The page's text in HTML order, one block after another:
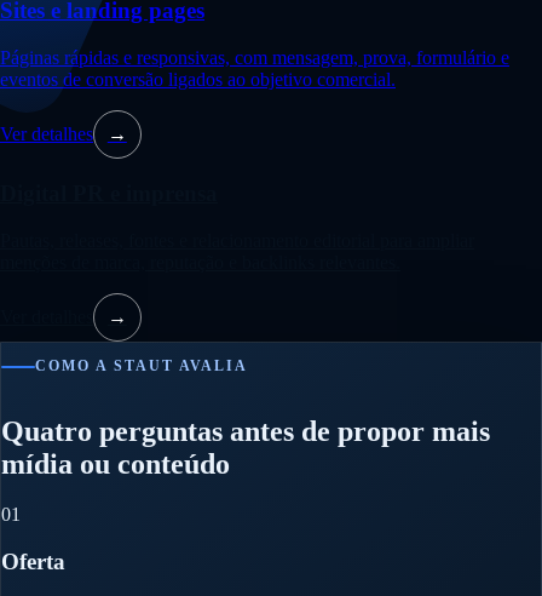
Sites e landing pages
Páginas rápidas e responsivas, com mensagem, prova, formulário e
eventos de conversão ligados ao objetivo comercial.
Ver detalhes →
→
COMO A STAUT AVALIA
Quatro perguntas antes de propor mais
mídia ou conteúdo
01
Oferta